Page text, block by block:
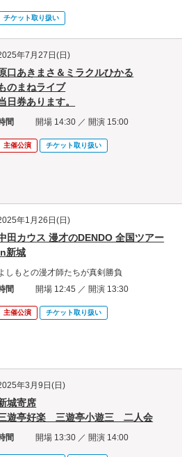
チケット取り扱い
年7月27日(日)
口あきまさ＆ミラクルひかる
のまねライブ
日券あります。
間 開場 14:30 ／ 開演 15:00
主催公演 チケット取り扱い
年1月26日(日)
田カウス 漫才のDENDO 全国ツアー
新城
しもとの漫才師たちが真剣勝負
間
開場 12:45 ／ 開演 13:30
主催公演 チケット取り扱い
年3月9日(日)
城寄席
遊亭好楽 三遊亭小遊三 二人会
間 開場 13:30 ／ 開演 14:00